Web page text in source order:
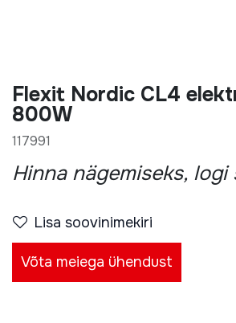
Flexit Nordic CL4
800W
117991
Hinna nägemiseks, logi
Lisa soovinimekiri
Võta meiega ühendust